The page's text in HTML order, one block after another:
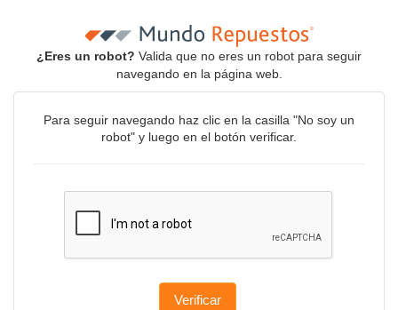
¿Eres un robot? Valida que no eres un robot para seguir
navegando en la página web.
Para seguir navegando haz clic en la casilla "No soy un
robot" y luego en el botón verificar.
Verificar